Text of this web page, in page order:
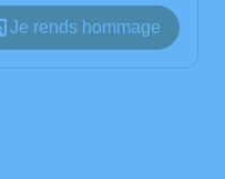
Je rends hommage